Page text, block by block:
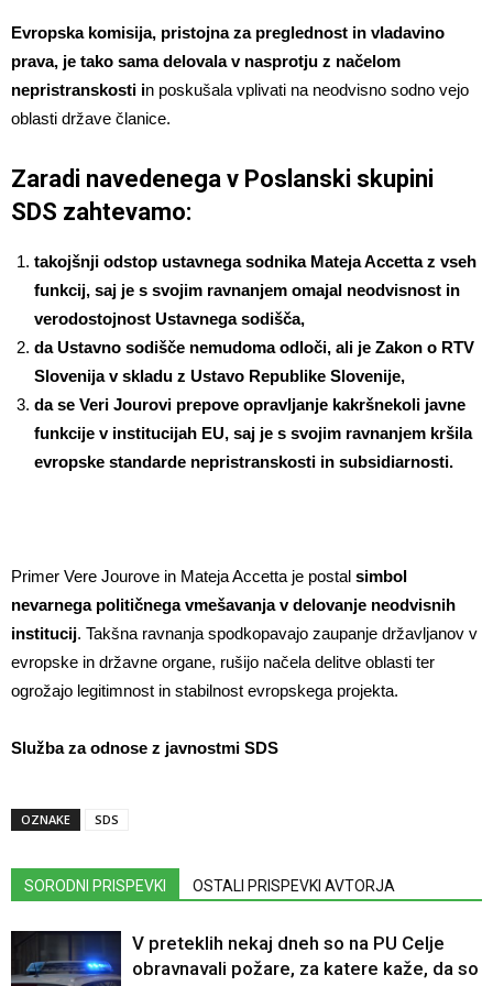
Evropska komisija, pristojna za preglednost in vladavino
prava, je tako sama delovala v nasprotju z načelom
nepristranskosti in poskušala vplivati na neodvisno sodno vejo
oblasti države članice.
Zaradi navedenega v Poslanski skupini
SDS zahtevamo:
takojšnji odstop ustavnega sodnika Mateja Accetta z vseh
funkcij, saj je s svojim ravnanjem omajal neodvisnost in
verodostojnost Ustavnega sodišča,
da Ustavno sodišče nemudoma odloči, ali je Zakon o RTV
Slovenija v skladu z Ustavo Republike Slovenije,
da se Veri Jourovi prepove opravljanje kakršnekoli javne
funkcije v institucijah EU, saj je s svojim ravnanjem kršila
evropske standarde nepristranskosti in subsidiarnosti.
Primer Vere Jourove in Mateja Accetta je postal simbol
nevarnega političnega vmešavanja v delovanje neodvisnih
institucij. Takšna ravnanja spodkopavajo zaupanje državljanov v
evropske in državne organe, rušijo načela delitve oblasti ter
ogrožajo legitimnost in stabilnost evropskega projekta.
Služba za odnose z javnostmi SDS
OZNAKE SDS
SORODNI PRISPEVKI OSTALI PRISPEVKI AVTORJA
V preteklih nekaj dneh so na PU Celje
obravnavali požare, za katere kaže, da so